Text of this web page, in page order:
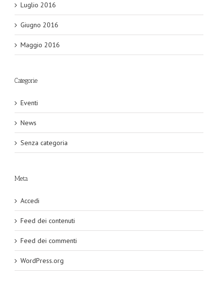
Luglio 2016
Giugno 2016
Maggio 2016
Categorie
Eventi
News
Senza categoria
Meta
Accedi
Feed dei contenuti
Feed dei commenti
WordPress.org